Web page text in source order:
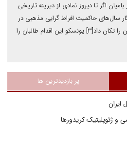
اگر تا دیروز نمادی از دیرینه تاریخی
سال‌های حاکمیت افراط گرایی مذهبی در
این کشور است حرکتی که جهان را تکان داد[۳] یونسکو این اقدام طالبان را
پر بازدیدترین ها
ایران
و ژئوپلیتیک کریدورها